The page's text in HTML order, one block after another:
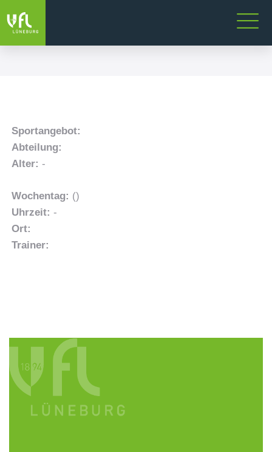
Sportangebot:
Abteilung:
Alter: -
Wochentag: ()
Uhrzeit: -
Ort:
Trainer: